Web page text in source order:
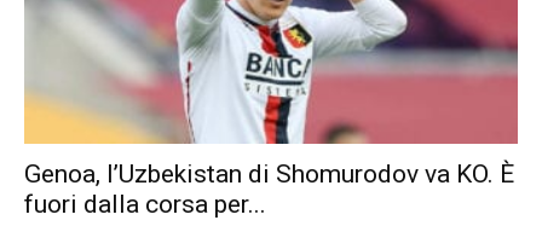
Genoa, l’Uzbekistan di Shomurodov va KO. È
fuori dalla corsa per...